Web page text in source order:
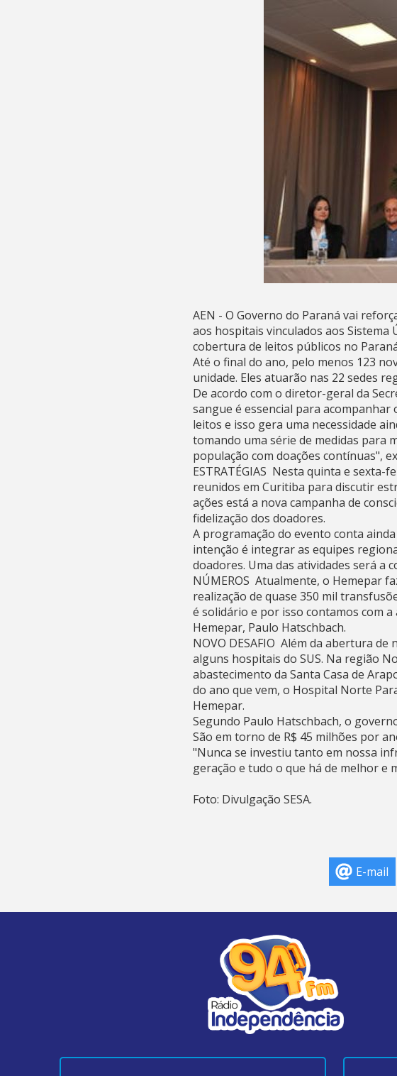
AEN - O Governo do Paraná vai
aos hospitais vinculados aos Sistema
cobertura de leitos públicos no
Até o final do ano, pelo menos 123
unidade. Eles atuarão nas 22 sedes
De acordo com o diretor-geral da
sangue é essencial para acompanhar
leitos e isso gera uma necessidade
tomando uma série de medidas para
população com doações contínuas",
ESTRATÉGIAS  Nesta quinta e
reunidos em Curitiba para discutir
ações está a nova campanha de
fidelização dos doadores.
A programação do evento conta
intenção é integrar as equipes
doadores. Uma das atividades será a
NÚMEROS  Atualmente, o Hemepar
realização de quase 350 mil
é solidário e por isso contamos com
Hemepar, Paulo Hatschbach.
NOVO DESAFIO  Além da abertura
alguns hospitais do SUS. Na região
abastecimento da Santa Casa de
do ano que vem, o Hospital Norte
Hemepar.
Segundo Paulo Hatschbach, o
São em torno de R$ 45 milhões por
"Nunca se investiu tanto em nossa
geração e tudo o que há de melhor e
Foto: Divulgação SESA.
E-mail